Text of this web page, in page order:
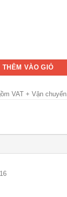
THÊM VÀO GIỎ
VAT + Vận chuyển.